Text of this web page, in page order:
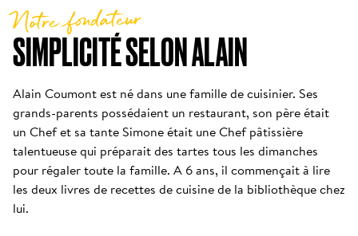
SIMPLICITÉ SELON ALAIN
Notre fondateur
Alain Coumont est né dans une famille de cuisinier. Ses
grands-parents possédaient un restaurant, son père était
un Chef et sa tante Simone était une Chef pâtissière
talentueuse qui préparait des tartes tous les dimanches
pour régaler toute la famille. A 6 ans, il commençait à lire
les deux livres de recettes de cuisine de la bibliothèque chez
lui.